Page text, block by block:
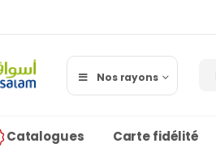
Nos rayons
Catalogues Carte fidélité